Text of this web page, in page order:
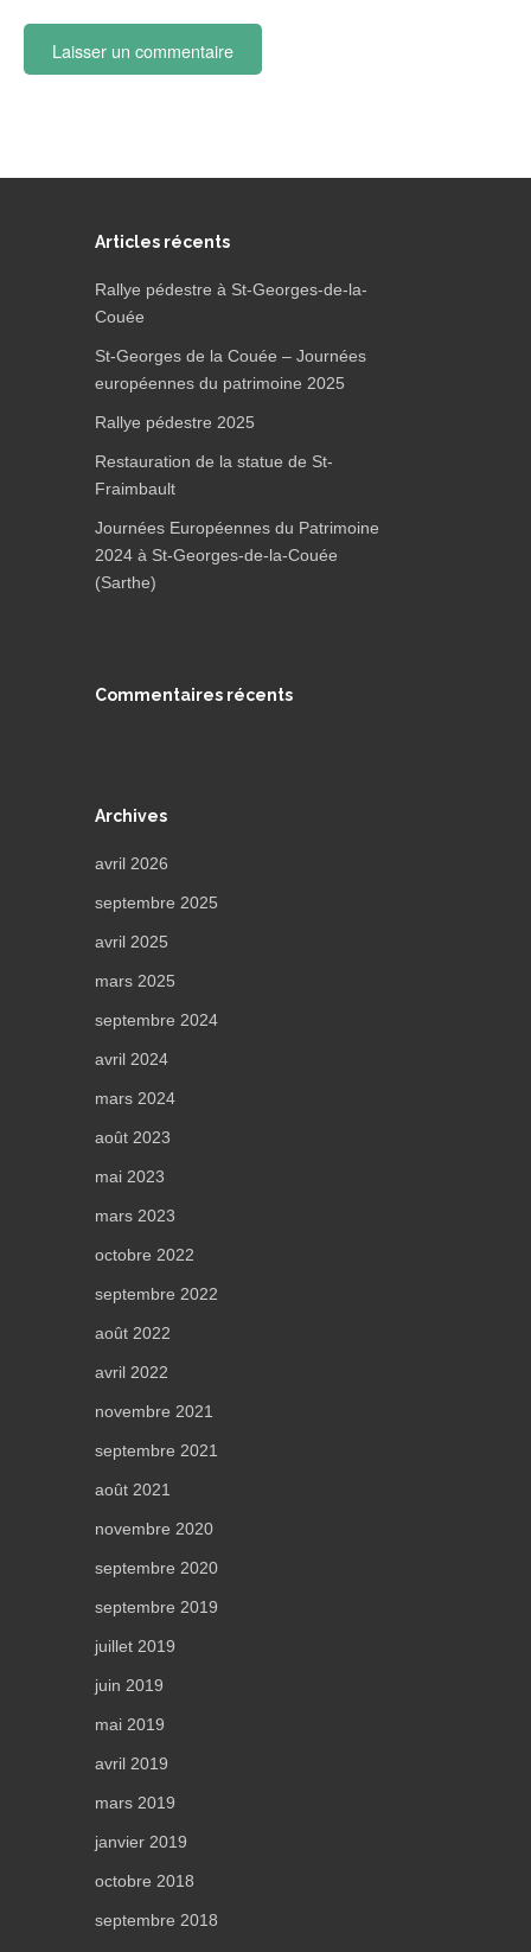
Articles récents
Rallye pédestre à St-Georges-de-la-
Couée
St-Georges de la Couée – Journées
européennes du patrimoine 2025
Rallye pédestre 2025
Restauration de la statue de St-
Fraimbault
Journées Européennes du Patrimoine
2024 à St-Georges-de-la-Couée
(Sarthe)
Commentaires récents
Archives
avril 2026
septembre 2025
avril 2025
mars 2025
septembre 2024
avril 2024
mars 2024
août 2023
mai 2023
mars 2023
octobre 2022
septembre 2022
août 2022
avril 2022
novembre 2021
septembre 2021
août 2021
novembre 2020
septembre 2020
septembre 2019
juillet 2019
juin 2019
mai 2019
avril 2019
mars 2019
janvier 2019
octobre 2018
septembre 2018